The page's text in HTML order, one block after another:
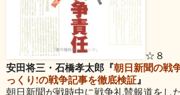
☆８
安田将三・石橋孝太郎『朝日新聞の戦
っくり!の戦争記事を徹底検証』
朝日新聞が戦時中に戦争礼賛報道をし